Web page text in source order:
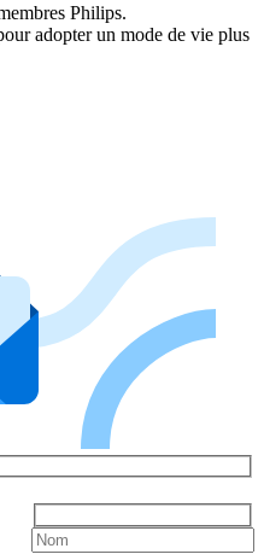
Philips.
adopter un mode de vie plus